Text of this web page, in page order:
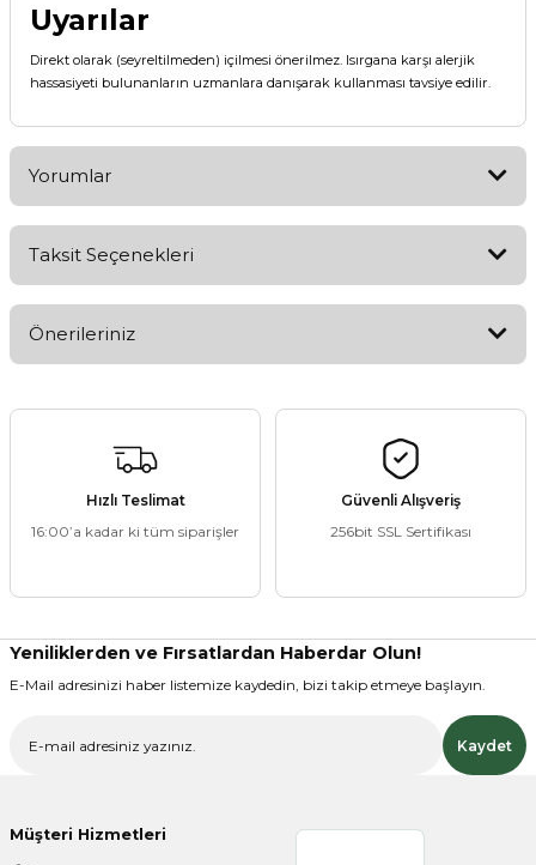
Uyarılar
Direkt olarak (seyreltilmeden) içilmesi önerilmez. Isırgana karşı alerjik
hassasiyeti bulunanların uzmanlara danışarak kullanması tavsiye edilir.
Yorumlar
Yorum Yaz
Taksit Seçenekleri
Önerileriniz
Bu ürünün fiyat bilgisi, resim, ürün açıklamalarında ve diğer
konularda yetersiz gördüğünüz noktaları öneri formunu
kullanarak tarafımıza iletebilirsiniz.
Ürün resmi kalitesiz, bozuk veya görüntülenemiyor.
Ürün fiyatı diğer sitelerden daha pahalı.
Bu ürüne benzer farklı alternatifler olmalı.
Hızlı Teslimat
16:00’a kadar ki tüm siparişler
Güvenli Alışveriş
256bit SSL Sertifikası
Yeniliklerden ve Fırsatlardan Haberdar Olun!
E-Mail adresinizi haber listemize kaydedin, bizi takip etmeye başlayın.
Kaydet
Müşteri Hizmetleri